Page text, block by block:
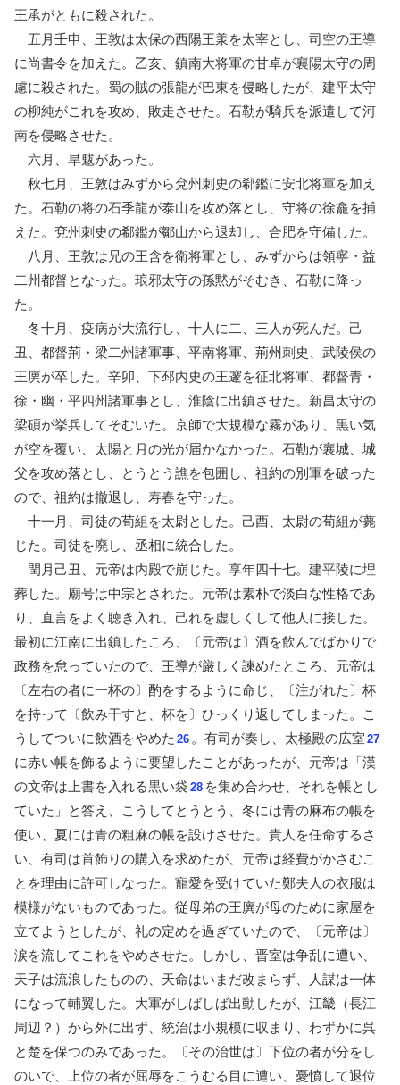
王承がともに殺された。
五月壬申、王敦は太保の西陽王羕を太宰とし、司空の王導
に尚書令を加えた。乙亥、鎮南大将軍の甘卓が襄陽太守の周
慮に殺された。蜀の賊の張龍が巴東を侵略したが、建平太守
の柳純がこれを攻め、敗走させた。石勒が騎兵を派遣して河
南を侵略させた。
六月、旱魃があった。
秋七月、王敦はみずから兗州刺史の郗鑑に安北将軍を加え
た。石勒の将の石季龍が泰山を攻め落とし、守将の徐龕を捕
えた。兗州刺史の郗鑑が鄒山から退却し、合肥を守備した。
八月、王敦は兄の王含を衛将軍とし、みずからは領寧・益
二州都督となった。琅邪太守の孫黙がそむき、石勒に降っ
た。
冬十月、疫病が大流行し、十人に二、三人が死んだ。己
丑、都督荊・梁二州諸軍事、平南将軍、荊州刺史、武陵侯の
王廙が卒した。辛卯、下邳内史の王邃を征北将軍、都督青・
徐・幽・平四州諸軍事とし、淮陰に出鎮させた。新昌太守の
梁碩が挙兵してそむいた。京師で大規模な霧があり、黒い気
が空を覆い、太陽と月の光が届かなかった。石勒が襄城、城
父を攻め落とし、とうとう譙を包囲し、祖約の別軍を破った
ので、祖約は撤退し、寿春を守った。
十一月、司徒の荀組を太尉とした。己酉、太尉の荀組が薨
じた。司徒を廃し、丞相に統合した。
閏月己丑、元帝は内殿で崩じた。享年四十七。建平陵に埋
葬した。廟号は中宗とされた。元帝は素朴で淡白な性格であ
り、直言をよく聴き入れ、己れを虚しくして他人に接した。
最初に江南に出鎮したころ、〔元帝は〕酒を飲んでばかりで
政務を怠っていたので、王導が厳しく諫めたところ、元帝は
〔左右の者に一杯の〕酌をするように命じ、〔注がれた〕杯
を持って〔飲み干すと、杯を〕ひっくり返してしまった。こ
うしてついに飲酒をやめた 26 。有司が奏し、太極殿の広室 27
に赤い帳を飾るように要望したことがあったが、元帝は「漢
の文帝は上書を入れる黒い袋 28 を集め合わせ、それを帳とし
ていた」と答え、こうしてとうとう、冬には青の麻布の帳を
使い、夏には青の粗麻の帳を設けさせた。貴人を任命するさ
い、有司は首飾りの購入を求めたが、元帝は経費がかさむこ
とを理由に許可しなった。寵愛を受けていた鄭夫人の衣服は
模様がないものであった。従母弟の王廙が母のために家屋を
立てようとしたが、礼の定めを過ぎていたので、〔元帝は〕
涙を流してこれをやめさせた。しかし、晋室は争乱に遭い、
天子は流浪したものの、天命はいまだ改まらず、人謀は一体
になって輔翼した。大軍がしばしば出動したが、江畿（長江
周辺？）から外に出ず、統治は小規模に収まり、わずかに呉
と楚を保つのみであった。〔その治世は〕下位の者が分をし
のいで、上位の者が屈辱をこうむる目に遭い、憂憤して退位